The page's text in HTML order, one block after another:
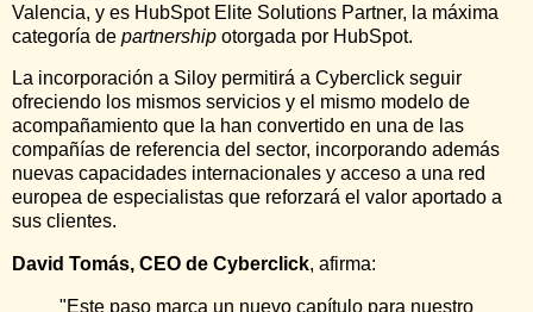
Valencia, y es HubSpot Elite Solutions Partner, la máxima
categoría de partnership otorgada por HubSpot.
La incorporación a Siloy permitirá a Cyberclick seguir
ofreciendo los mismos servicios y el mismo modelo de
acompañamiento que la han convertido en una de las
compañías de referencia del sector, incorporando además
nuevas capacidades internacionales y acceso a una red
europea de especialistas que reforzará el valor aportado a
sus clientes.
David Tomás, CEO de Cyberclick, afirma:
"Este paso marca un nuevo capítulo para nuestro